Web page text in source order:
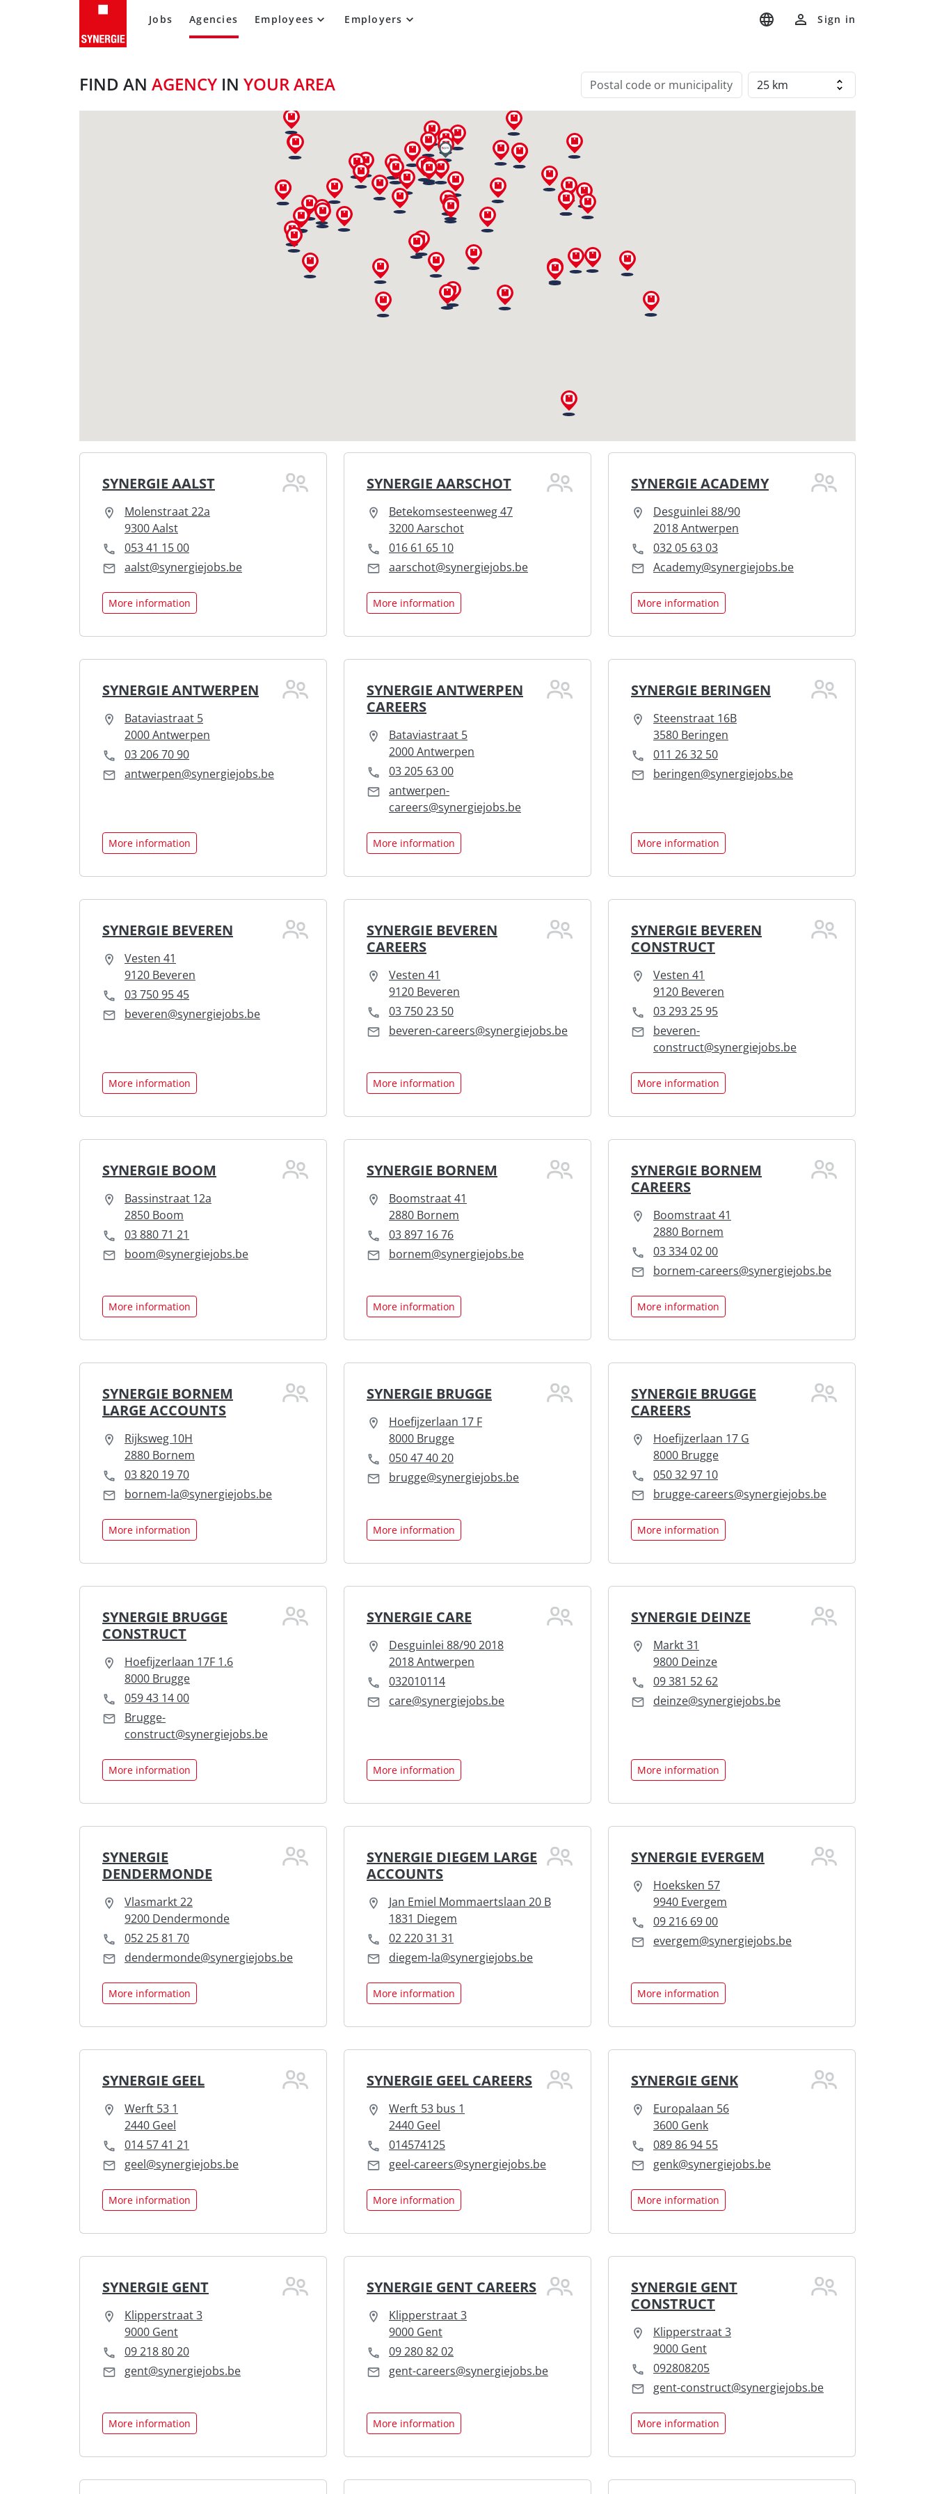
Jobs Agencies Employees Employers Sign in
FIND AN AGENCY IN YOUR AREA
SYNERGIE AALST
Molenstraat 22a
9300 Aalst
053 41 15 00
aalst@synergiejobs.be
More information
SYNERGIE AARSCHOT
Betekomsesteenweg 47
3200 Aarschot
016 61 65 10
aarschot@synergiejobs.be
More information
SYNERGIE ACADEMY
Desguinlei 88/90
2018 Antwerpen
032 05 63 03
Academy@synergiejobs.be
More information
SYNERGIE ANTWERPEN
Bataviastraat 5
2000 Antwerpen
03 206 70 90
antwerpen@synergiejobs.be
More information
SYNERGIE ANTWERPEN
CAREERS
Bataviastraat 5
2000 Antwerpen
03 205 63 00
antwerpen-
careers@synergiejobs.be
More information
SYNERGIE BERINGEN
Steenstraat 16B
3580 Beringen
011 26 32 50
beringen@synergiejobs.be
More information
SYNERGIE BEVEREN
Vesten 41
9120 Beveren
03 750 95 45
beveren@synergiejobs.be
More information
SYNERGIE BEVEREN
CAREERS
Vesten 41
9120 Beveren
03 750 23 50
beveren-careers@synergiejobs.be
More information
SYNERGIE BEVEREN
CONSTRUCT
Vesten 41
9120 Beveren
03 293 25 95
beveren-
construct@synergiejobs.be
More information
SYNERGIE BOOM
Bassinstraat 12a
2850 Boom
03 880 71 21
boom@synergiejobs.be
More information
SYNERGIE BORNEM
Boomstraat 41
2880 Bornem
03 897 16 76
bornem@synergiejobs.be
More information
SYNERGIE BORNEM
CAREERS
Boomstraat 41
2880 Bornem
03 334 02 00
bornem-careers@synergiejobs.be
More information
SYNERGIE BORNEM
LARGE ACCOUNTS
Rijksweg 10H
2880 Bornem
03 820 19 70
bornem-la@synergiejobs.be
More information
SYNERGIE BRUGGE
Hoefijzerlaan 17 F
8000 Brugge
050 47 40 20
brugge@synergiejobs.be
More information
SYNERGIE BRUGGE
CAREERS
Hoefijzerlaan 17 G
8000 Brugge
050 32 97 10
brugge-careers@synergiejobs.be
More information
SYNERGIE BRUGGE
CONSTRUCT
Hoefijzerlaan 17F 1.6
8000 Brugge
059 43 14 00
Brugge-
construct@synergiejobs.be
More information
SYNERGIE CARE
Desguinlei 88/90 2018
2018 Antwerpen
032010114
care@synergiejobs.be
More information
SYNERGIE DEINZE
Markt 31
9800 Deinze
09 381 52 62
deinze@synergiejobs.be
More information
SYNERGIE
DENDERMONDE
Vlasmarkt 22
9200 Dendermonde
052 25 81 70
dendermonde@synergiejobs.be
More information
SYNERGIE DIEGEM LARGE
ACCOUNTS
Jan Emiel Mommaertslaan 20 B
1831 Diegem
02 220 31 31
diegem-la@synergiejobs.be
More information
SYNERGIE EVERGEM
Hoeksken 57
9940 Evergem
09 216 69 00
evergem@synergiejobs.be
More information
SYNERGIE GEEL
Werft 53 1
2440 Geel
014 57 41 21
geel@synergiejobs.be
More information
SYNERGIE GEEL CAREERS
Werft 53 bus 1
2440 Geel
014574125
geel-careers@synergiejobs.be
More information
SYNERGIE GENK
Europalaan 56
3600 Genk
089 86 94 55
genk@synergiejobs.be
More information
SYNERGIE GENT
Klipperstraat 3
9000 Gent
09 218 80 20
gent@synergiejobs.be
More information
SYNERGIE GENT CAREERS
Klipperstraat 3
9000 Gent
09 280 82 02
gent-careers@synergiejobs.be
More information
SYNERGIE GENT
CONSTRUCT
Klipperstraat 3
9000 Gent
092808205
gent-construct@synergiejobs.be
More information